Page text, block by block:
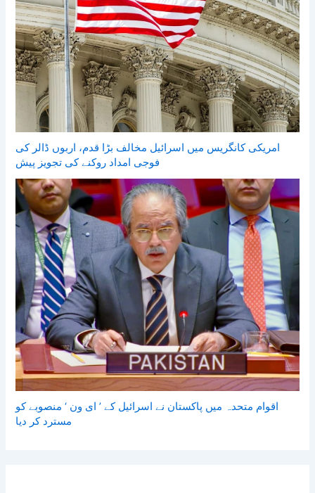
امریکی کانگریس میں اسرائیل مخالف بڑا قدم، اربوں ڈالر کی
فوجی امداد روکنے کی تجویز پیش
اقوام متحدہ میں پاکستان نے اسرائیل کے ’ ای ون ‘ منصوبے کو
مسترد کر دیا